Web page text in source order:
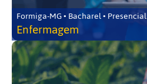
Formiga-MG • Bacharel • Presencial
Enfermagem